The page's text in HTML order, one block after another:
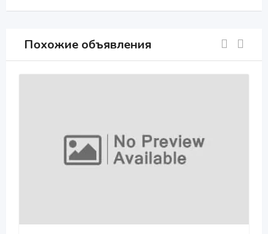
Похожие объявления